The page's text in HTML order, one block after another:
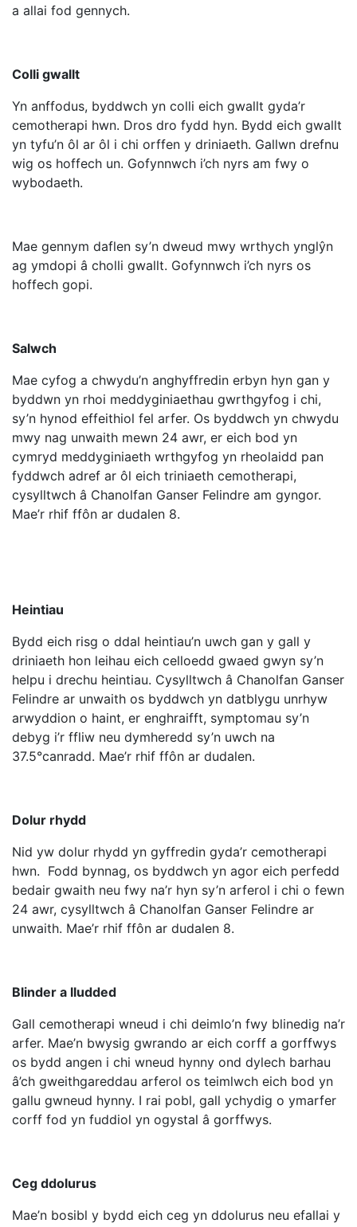
a allai fod gennych.
Colli gwallt
Yn anffodus, byddwch yn colli eich gwallt gyda’r
cemotherapi hwn. Dros dro fydd hyn. Bydd eich gwallt
yn tyfu’n ôl ar ôl i chi orffen y driniaeth. Gallwn drefnu
wig os hoffech un. Gofynnwch i’ch nyrs am fwy o
wybodaeth.
Mae gennym daflen sy’n dweud mwy wrthych ynglŷn
ag ymdopi â cholli gwallt. Gofynnwch i’ch nyrs os
hoffech gopi.
Salwch
Mae cyfog a chwydu’n anghyffredin erbyn hyn gan y
byddwn yn rhoi meddyginiaethau gwrthgyfog i chi,
sy’n hynod effeithiol fel arfer. Os byddwch yn chwydu
mwy nag unwaith mewn 24 awr, er eich bod yn
cymryd meddyginiaeth wrthgyfog yn rheolaidd pan
fyddwch adref ar ôl eich triniaeth cemotherapi,
cysylltwch â Chanolfan Ganser Felindre am gyngor.
Mae’r rhif ffôn ar dudalen 8.
Heintiau
Bydd eich risg o ddal heintiau’n uwch gan y gall y
driniaeth hon leihau eich celloedd gwaed gwyn sy’n
helpu i drechu heintiau. Cysylltwch â Chanolfan Ganser
Felindre ar unwaith os byddwch yn datblygu unrhyw
arwyddion o haint, er enghraifft, symptomau sy’n
debyg i’r ffliw neu dymheredd sy’n uwch na
37.5°canradd. Mae’r rhif ffôn ar dudalen.
Dolur rhydd
Nid yw dolur rhydd yn gyffredin gyda’r cemotherapi
hwn. Fodd bynnag, os byddwch yn agor eich perfedd
bedair gwaith neu fwy na’r hyn sy’n arferol i chi o fewn
24 awr, cysylltwch â Chanolfan Ganser Felindre ar
unwaith. Mae’r rhif ffôn ar dudalen 8.
Blinder a lludded
Gall cemotherapi wneud i chi deimlo’n fwy blinedig na’r
arfer. Mae’n bwysig gwrando ar eich corff a gorffwys
os bydd angen i chi wneud hynny ond dylech barhau
â’ch gweithgareddau arferol os teimlwch eich bod yn
gallu gwneud hynny. I rai pobl, gall ychydig o ymarfer
corff fod yn fuddiol yn ogystal â gorffwys.
Ceg ddolurus
Mae’n bosibl y bydd eich ceg yn ddolurus neu efallai y